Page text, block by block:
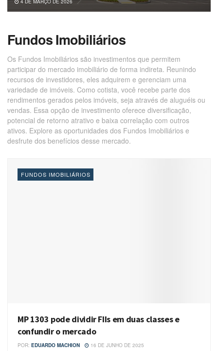
4 DE MARÇO DE 2026
Fundos Imobiliários
Os Fundos Imobiliários são investimentos que permitem
participar do mercado imobiliário de forma indireta. Reunindo
recursos de investidores, eles adquirem e gerenciam uma
variedade de imóveis. Como cotista, você recebe parte dos
rendimentos gerados pelos imóveis, seja através de aluguéis ou
vendas. Essa opção de investimento oferece diversificação,
potencial de retorno atrativo e baixa correlação com outros
ativos. Explore as oportunidades dos Fundos Imobiliários e
desfrute dos benefícios desse mercado.
FUNDOS IMOBILIÁRIOS
MP 1303 pode dividir FIIs em duas classes e
confundir o mercado
POR: EDUARDO MACHION 16 DE JUNHO DE 2025